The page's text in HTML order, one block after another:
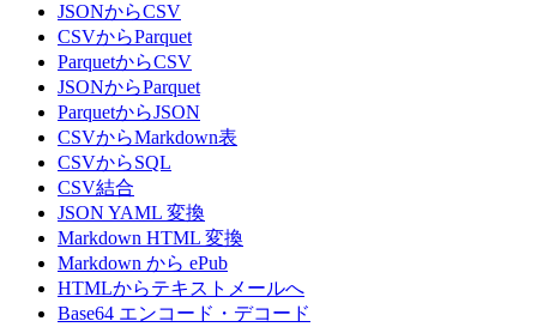
JSONからCSV
CSVからParquet
ParquetからCSV
JSONからParquet
ParquetからJSON
CSVからMarkdown表
CSVからSQL
CSV結合
JSON YAML 変換
Markdown HTML 変換
Markdown から ePub
HTMLからテキストメールへ
Base64 エンコード・デコード